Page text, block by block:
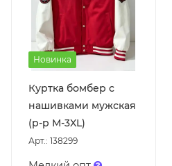
Новинка
Куртка бомбер с
нашивками мужская
(р-р M-3XL)
Арт.: 138299